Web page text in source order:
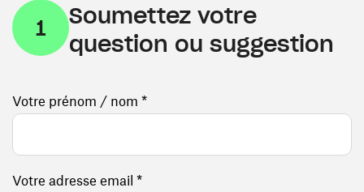
1
Soumettez votre
question ou suggestion
Votre prénom / nom *
Votre adresse email *